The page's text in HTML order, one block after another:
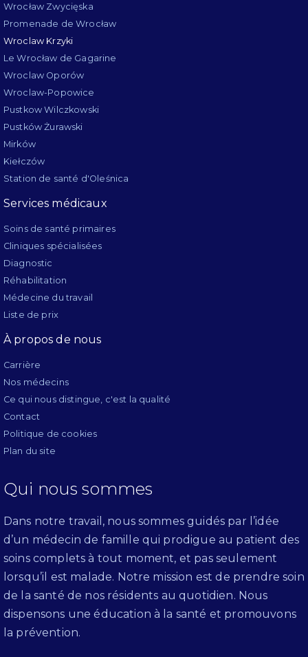
Wrocław Zwycięska
Promenade de Wrocław
Wroclaw Krzyki
Le Wrocław de Gagarine
Wroclaw Oporów
Wroclaw-Popowice
Pustkow Wilczkowski
Pustków Żurawski
Mirków
Kiełczów
Station de santé d'Oleśnica
Services médicaux
Soins de santé primaires
Cliniques spécialisées
Diagnostic
Réhabilitation
Médecine du travail
Liste de prix
À propos de nous
Carrière
Nos médecins
Ce qui nous distingue, c'est la qualité
Contact
Politique de cookies
Plan du site
Qui nous sommes
Dans notre travail, nous sommes guidés par l’idée
d’un médecin de famille qui prodigue au patient des
soins complets à tout moment, et pas seulement
lorsqu’il est malade. Notre mission est de prendre soin
de la santé de nos résidents au quotidien. Nous
dispensons une éducation à la santé et promouvons
la prévention.